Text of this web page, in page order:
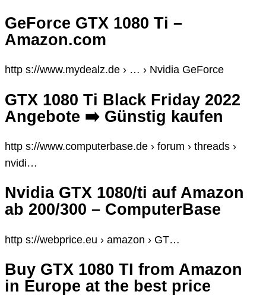
GeForce GTX 1080 Ti –
Amazon.com
http s://www.mydealz.de › … › Nvidia GeForce
GTX 1080 Ti Black Friday 2022
Angebote ➡️ Günstig kaufen
http s://www.computerbase.de › forum › threads ›
nvidi…
Nvidia GTX 1080/ti auf Amazon
ab 200/300 – ComputerBase
http s://webprice.eu › amazon › GT…
Buy GTX 1080 TI from Amazon
in Europe at the best price